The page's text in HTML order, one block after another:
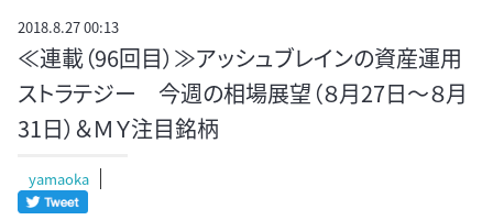
2018.8.27 00:13
≪連載（96回目）≫アッシュブレインの資産運用
ストラテジー 今週の相場展望（８月27日～８月
31日）＆ＭＹ注目銘柄
yamaoka